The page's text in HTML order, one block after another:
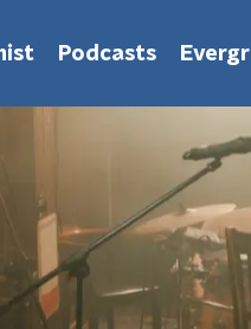
Podcasts